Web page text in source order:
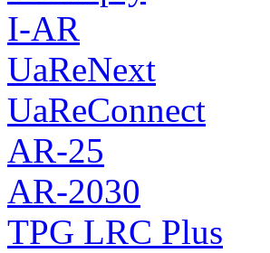
I-AR
UaReNext
UaReConnect
AR-25
AR-2030
TPG LRC Plus